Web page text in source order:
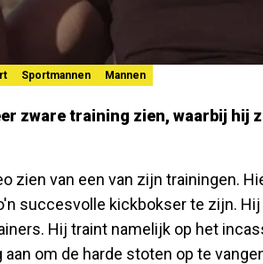
Sportmannen Mannen
zware training zien, waarbij hij
zien van een van zijn trainingen.
succesvolle kickbokser te zijn. Hij
Hij traint namelijk op het
om de harde stoten op te